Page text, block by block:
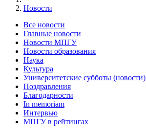
Новости
Все новости
Главные новости
Новости МПГУ
Новости образования
Наука
Культура
Университетские субботы (новости)
Поздравления
Благодарности
In memoriam
Интервью
МПГУ в рейтингах